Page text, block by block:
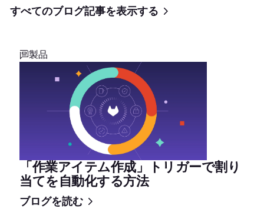
すべてのブログ記事を表示する
製品
「作業アイテム作成」トリガーで割り
当てを自動化する方法
ブログを読む